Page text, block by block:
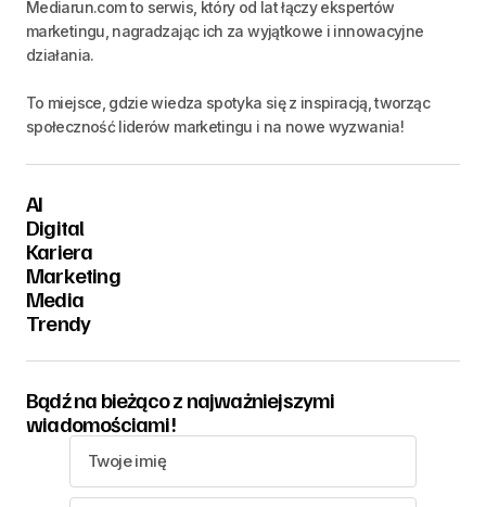
Mediarun.com to serwis, który od lat łączy ekspertów
marketingu, nagradzając ich za wyjątkowe i innowacyjne
działania.
To miejsce, gdzie wiedza spotyka się z inspiracją, tworząc
społeczność liderów marketingu i na nowe wyzwania!
AI
Digital
Kariera
Marketing
Media
Trendy
Bądź na bieżąco z najważniejszymi
wiadomościami!